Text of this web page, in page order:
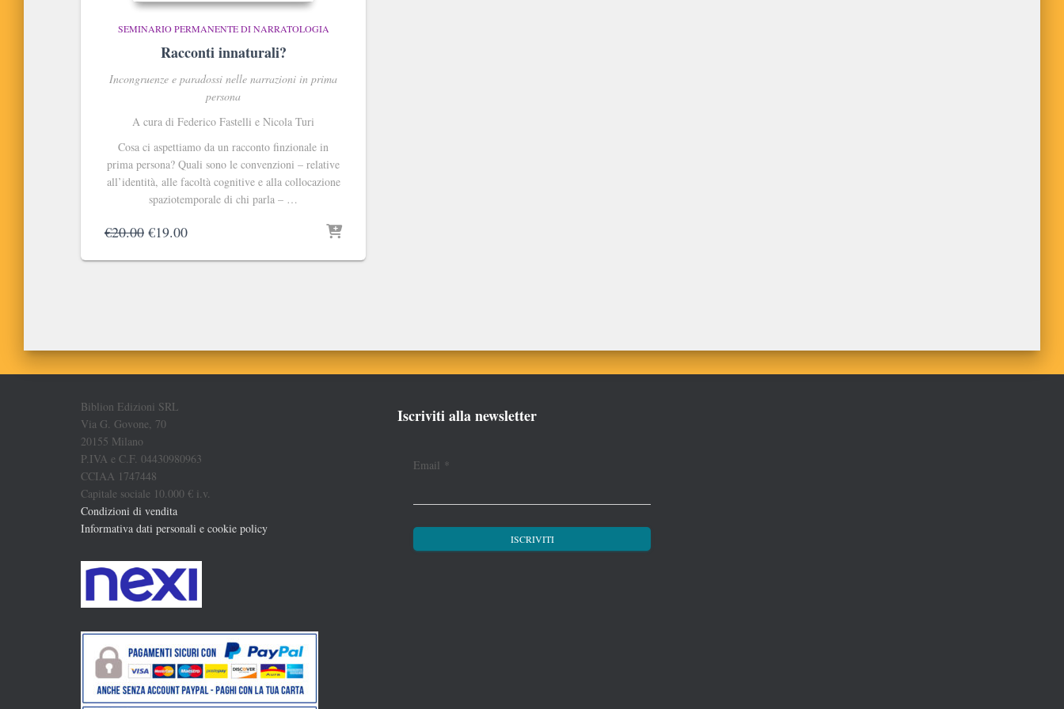
SEMINARIO PERMANENTE DI NARRATOLOGIA
Racconti innaturali?
Incongruenze e paradossi nelle narrazioni in prima
persona
A cura di Federico Fastelli e Nicola Turi
Cosa ci aspettiamo da un racconto finzionale in
prima persona? Quali sono le convenzioni – relative
all’identità, alle facoltà cognitive e alla collocazione
spaziotemporale di chi parla – …
€20.00 Il
originale
€19.00Il
attuale
Biblion Edizioni SRL
Via G. Govone, 70
20155 Milano
P.IVA e C.F. 04430980963
CCIAA 1747448
Capitale sociale 10.000 € i.v.
Condizioni di vendita
Informativa dati personali e cookie policy
Iscriviti alla newsletter
Email *